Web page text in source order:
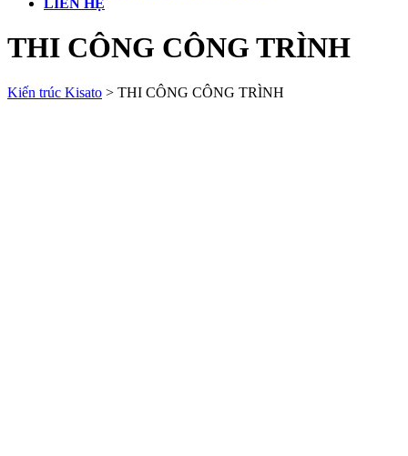
LIÊN HỆ
THI CÔNG CÔNG TRÌNH
Kiến trúc Kisato > THI CÔNG CÔNG TRÌNH